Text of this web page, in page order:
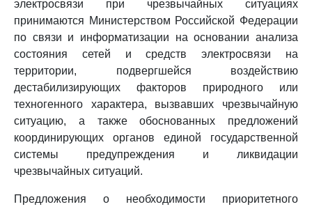
электросвязи при чрезвычайных ситуациях
принимаются Министерством Российской Федерации
по связи и информатизации на основании анализа
состояния сетей и средств электросвязи на
территории, подвергшейся воздействию
дестабилизирующих факторов природного или
техногенного характера, вызвавших чрезвычайную
ситуацию, а также обоснованных предложений
координирующих органов единой государственной
системы предупреждения и ликвидации
чрезвычайных ситуаций.
Предложения о необходимости приоритетного